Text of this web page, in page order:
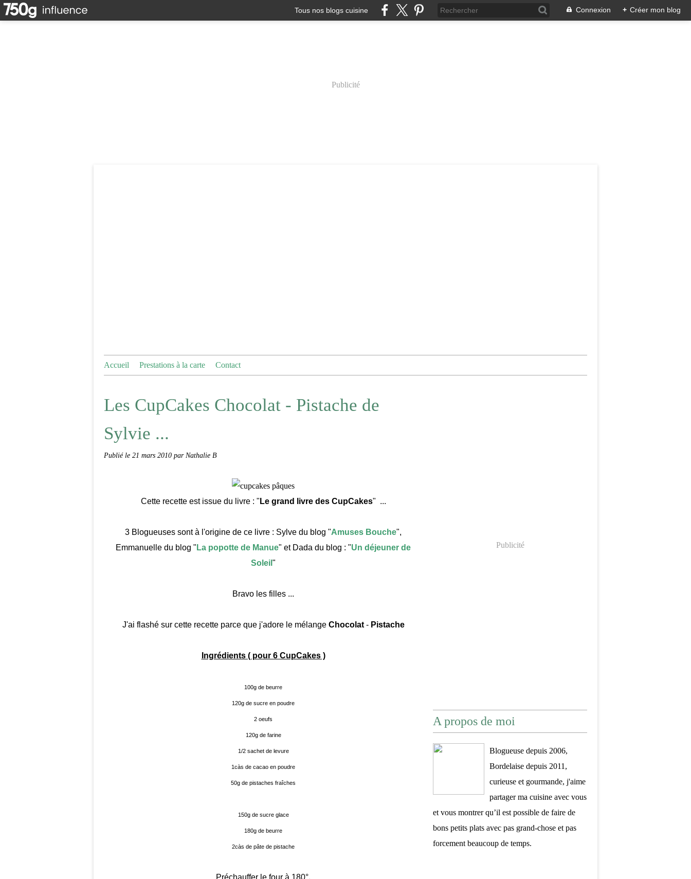
Tous nos blogs cuisine Connexion + Créer mon blog
Publicité
Accueil Prestations à la carte Contact
Les CupCakes Chocolat - Pistache de
Sylvie ...
Publié le 21 mars 2010 par Nathalie B
Cette recette est issue du livre : " Le grand livre des CupCakes" ...
3 Blogueuses sont à l'origine de ce livre : Sylve du blog "Amuses Bouche",
Emmanuelle du blog " La popotte de Manue" et Dada du blog : "Un déjeuner de
Soleil "
Bravo les filles ...
J'ai flashé sur cette recette parce que j'adore le mélange Chocolat- Pistache
Ingrédients ( pour 6 CupCakes )
100g de beurre
120g de sucre en poudre
2 oeufs
120g de farine
1/2 sachet de levure
1càs de cacao en poudre
50g de pistaches fraîches
150g de sucre glace
180g de beurre
2càs de pâte de pistache
Préchauffer le four à 180°.
Publicité
A propos de moi
Blogueuse depuis 2006,
Bordelaise depuis 2011,
curieuse et gourmande, j'aime
partager ma cuisine avec vous
et vous montrer qu’il est possible de faire de
bons petits plats avec pas grand-chose et pas
forcement beaucoup de temps.